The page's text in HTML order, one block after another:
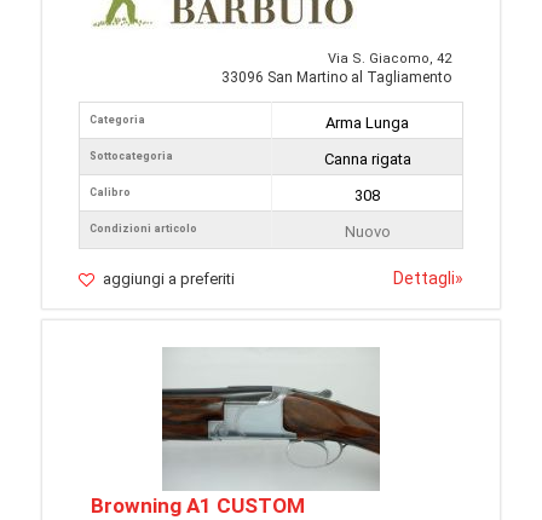
Via S. Giacomo, 42
33096 San Martino al Tagliamento
Categoria
Sottocategoria
Calibro
Condizioni articolo
Arma Lunga
Canna rigata
308
Nuovo
aggiungi a preferiti Dettagli»
Browning A1 CUSTOM